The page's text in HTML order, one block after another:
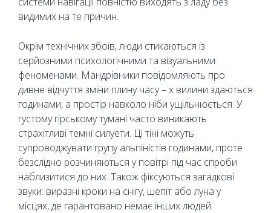
видимих на те причин.
Окрім технічних збоїв, люди стикаються із
серйозними психологічними та візуальними
феноменами. Мандрівники повідомляють про
дивне відчуття зміни плину часу – х вилини здаються
годинами, а простір навколо ніби ущільнюється. У
густому гірському тумані часто виникають
страхітливі темні силуети. Ці тіні можуть
супроводжувати групу альпіністів годинами, проте
безслідно розчиняються у повітрі під час спроби
наблизитися до них. Також фіксуються загадкові
звуки: виразні кроки на снігу, шепіт або луна у
місцях, де гарантовано немає інших людей.